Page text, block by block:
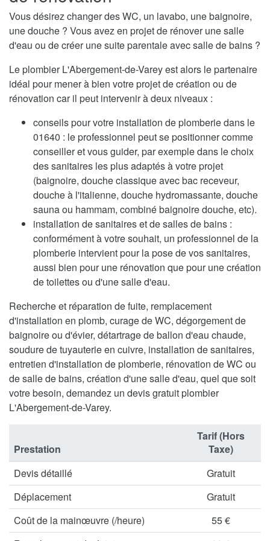
Vous désirez changer des WC, un lavabo, une baignoire,
une douche ? Vous avez en projet de rénover une salle
d'eau ou de créer une suite parentale avec salle de bains ?
Le plombier L'Abergement-de-Varey est alors le partenaire
idéal pour mener à bien votre projet de création ou de
rénovation car il peut intervenir à deux niveaux :
conseils pour votre installation de plomberie dans le
01640 : le professionnel peut se positionner comme
conseiller et vous guider, par exemple dans le choix
des sanitaires les plus adaptés à votre projet
(baignoire, douche classique avec bac receveur,
douche à l'italienne, douche hydromassante, douche
sauna ou hammam, combiné baignoire douche, etc).
installation de sanitaires et de salles de bains :
conformément à votre souhait, un professionnel de la
plomberie intervient pour la pose de vos sanitaires,
aussi bien pour une rénovation que pour une création
de toilettes ou d'une salle d'eau.
Recherche et réparation de fuite, remplacement
d'installation en plomb, curage de WC, dégorgement de
baignoire ou d'évier, détartrage de ballon d'eau chaude,
soudure de tuyauterie en cuivre, installation de sanitaires,
entretien d'installation de plomberie, rénovation de WC ou
de salle de bains, création d'une salle d'eau, quel que soit
votre besoin, demandez un devis gratuit plombier
L'Abergement-de-Varey.
Prestation
Tarif (Hors
Taxe)
Devis détaillé
Gratuit
Déplacement
Gratuit
Coût de la mainœuvre (/heure)
55 €